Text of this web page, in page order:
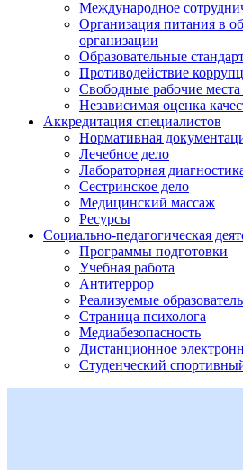
Международное
Организация питания в
организации
Образовательные
Противодействие
Свободные рабочие
Независимая оценка
Аккредитация специалистов
Нормативная
Лечебное дело
Лабораторная
Сестринское дело
Медицинский массаж
Ресурсы
Социально-педагогическая
Программы подготовки
Учебная работа
Антитеррор
Реализуемые
Страница психолога
Медиабезопасность
Дистанционное
Студенческий